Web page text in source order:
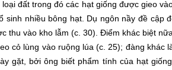
loại đất trong đó các hạt giống được gieo
sinh nhiều bông hạt. Dụ ngôn nầy đề cập
thu vào kho lẫm (c. 30). Điểm khác biệt
cỏ lùng vào ruộng lúa (c. 25); đàng khác
gặt, bởi ông biết phẩm tính của hạt